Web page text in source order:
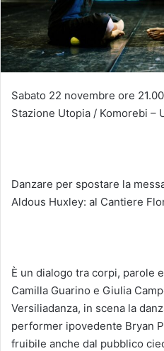
Sabato 22 novembre ore
Stazione Utopia / Komorebi –
Danzare per spostare la
Aldous Huxley: al Cantiere
È un dialogo tra corpi, parole
Camilla Guarino e Giulia
Versiliadanza, in scena la
performer ipovedente Bryan
fruibile anche dal pubblico